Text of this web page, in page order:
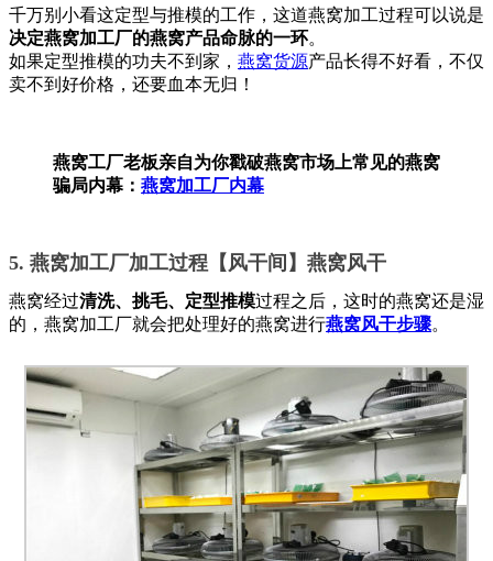
千万别小看这定型与推模的工作，这道燕窝加工过程可以说是
决定燕窝加工厂的燕窝产品命脉的一环。
如果定型推模的功夫不到家， 燕窝货源产品长得不好看，不仅
卖不到好价格，还要血本无归！
燕窝工厂老板亲自为你戳破燕窝市场上常见的燕窝
骗局内幕： 燕窝加工厂内幕
5. 燕窝加工厂加工过程【风干间】燕窝风干
燕窝经过清洗、挑毛、定型推模过程之后，这时的燕窝还是湿
的，燕窝加工厂就会把处理好的燕窝进行燕窝风干步骤。